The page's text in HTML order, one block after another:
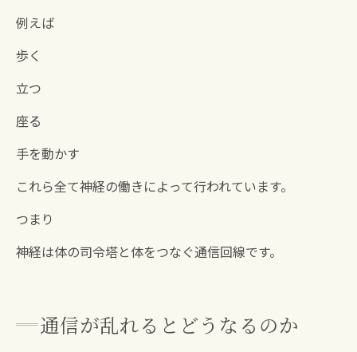
例えば
歩く
立つ
座る
手を動かす
これら全て神経の働きによって行われています。
つまり
神経は体の司令塔と体をつなぐ通信回線です。
通信が乱れるとどうなるのか